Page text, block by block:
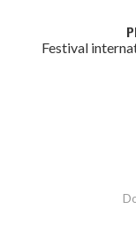
Festival